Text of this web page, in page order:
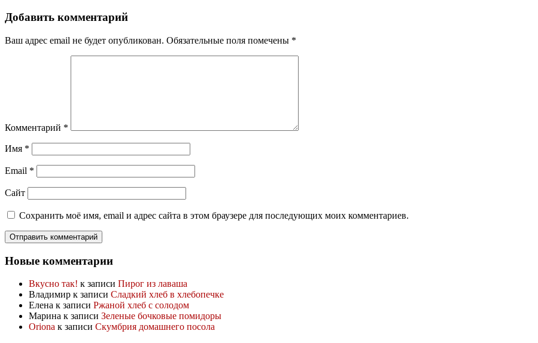
Добавить комментарий
Ваш адрес email не будет опубликован. Обязательные поля помечены *
Комментарий *
Имя *
Email *
Сайт
Сохранить моё имя, email и адрес сайта в этом браузере для последующих моих комментариев.
Новые комментарии
Вкусно так! к записи Пирог из лаваша
Владимир к записи Сладкий хлеб в хлебопечке
Елена к записи Ржаной хлеб с солодом
Марина к записи Зеленые бочковые помидоры
Oriona к записи Скумбрия домашнего посола